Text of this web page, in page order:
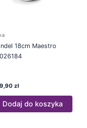
18cm Maestro
zł
Dodaj do koszyka